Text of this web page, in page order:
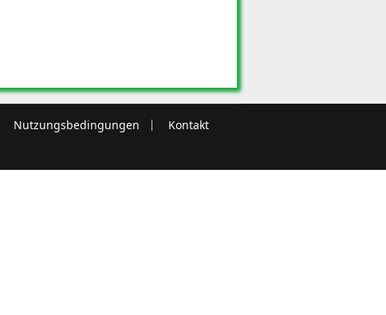
Nutzungsbedingungen
Kontakt